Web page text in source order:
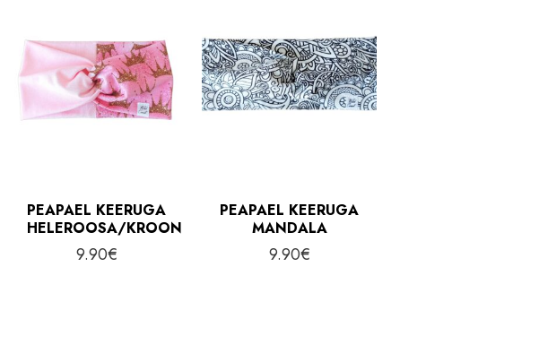
PEAPAEL KEERUGA
HELEROOSA/KROON
9.90€
PEAPAEL KEERUGA
MANDALA
9.90€